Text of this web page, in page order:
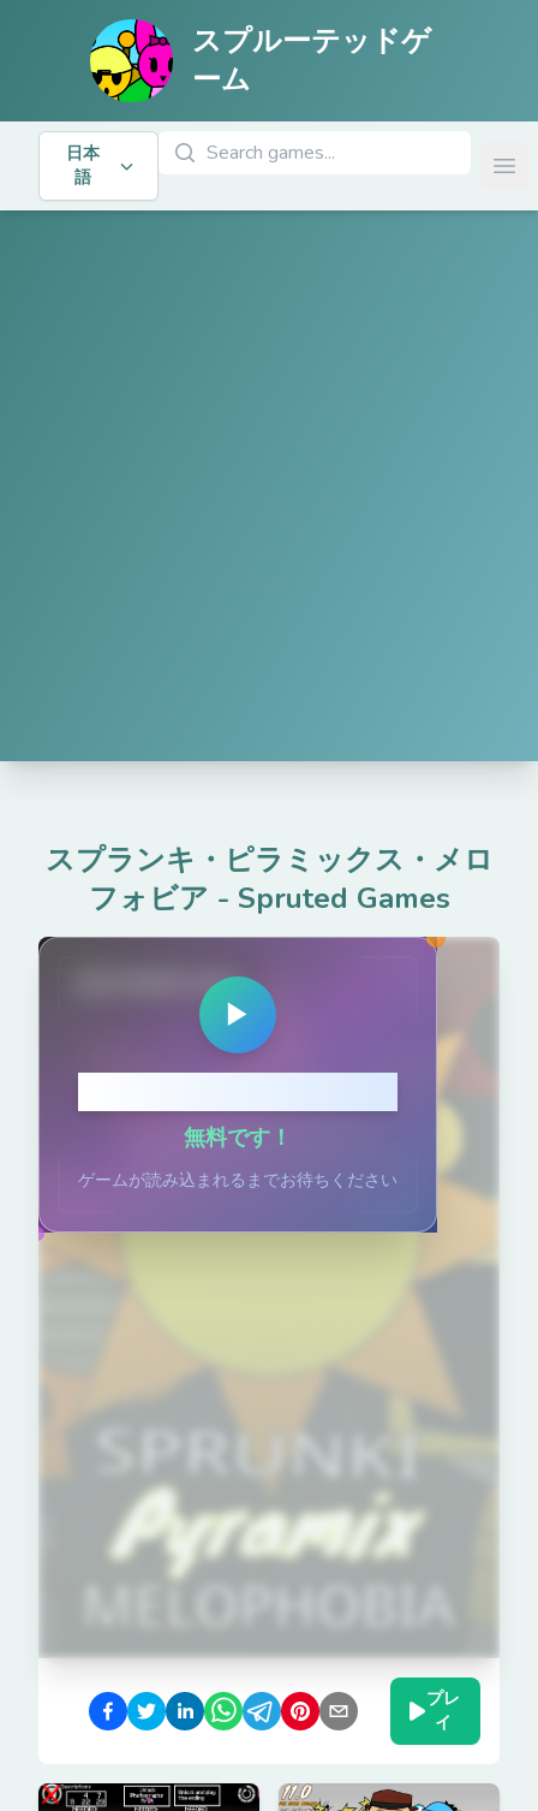
スプルーテッドゲ
ーム
日本
語
ゲームを検索
スプランキ・ピラミックス・メロ
フォビア - Spruted Games
spruted.com
▶
無料です！
ゲームが読み込まれるまでお待ちください
プレ
イ